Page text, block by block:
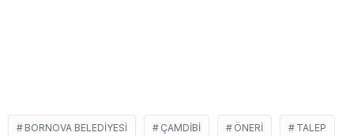
BORNOVA BELEDIYESI ÇAMDIBI ÖNERI TALEP